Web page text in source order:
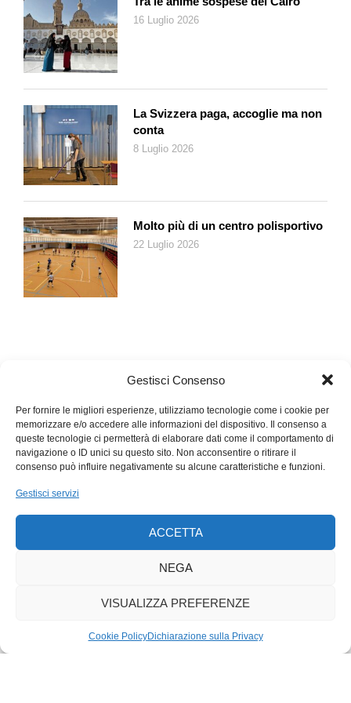
Gestisci Consenso
Per fornire le migliori esperienze, utilizziamo tecnologie come i cookie per
memorizzare e/o accedere alle informazioni del dispositivo. Il consenso a
queste tecnologie ci permetterà di elaborare dati come il comportamento di
navigazione o ID unici su questo sito. Non acconsentire o ritirare il
consenso può influire negativamente su alcune caratteristiche e funzioni.
Gestisci servizi
ACCETTA
NEGA
VISUALIZZA PREFERENZE
Cookie PolicyDichiarazione sulla Privacy
ha fegato.
L’ONU non riuscirà a fermare le guerre finché non verrà
profondamente riformata. Senza l’accordo delle grandi
potenze, ha un potere operativo quasi nullo. I cinque membri
permanenti (Stati Uniti, Russia, Cina, Francia, Regno Unito)
possono bloccare qualsiasi risoluzione, anche in caso di
genocidio o aggressione: l’abbiamo appena visto. E se le
tagliano i contributi, come ha fatto l’America di Trump, le sue
agenzie umanitarie ne escono azzoppate, con conseguenze
strazianti per milioni di persone. Eppure, l’ONU è capace di
mettere attorno a un tavolo Paesi democratici e regimi
autoritari. Tiene aperti gli scalcagnati canali diplomatici, stila
studi indipendenti che a partire dai fatti distinguono le vittime
dai carnefici (come l’ultimo su Israele) e i suoi tribunali
condannano autori di genocidio o crimini contro l’umanità. Va
stridere di gesso sulla lavagna che irrita i timpani dei violenti e
insieme riesce a fare poco, perché si sabota da sola, che
almeno la maggior parte dei suoi Paesi membri (Svizzera
inclusa, please), indeboliscano i leader abbruttiti con iniziative
forti e coraggiose, smettendo di sostenere con qualsiasi
mezzo (armi e affari in particolare) i criminali impuniti e
impudenti al potere.
16 Luglio 2026
La Svizzera paga, accoglie ma non
conta
8 Luglio 2026
Molto più di un centro polisportivo
22 Luglio 2026